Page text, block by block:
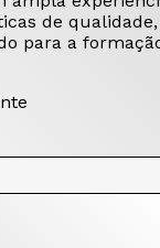
de
para a